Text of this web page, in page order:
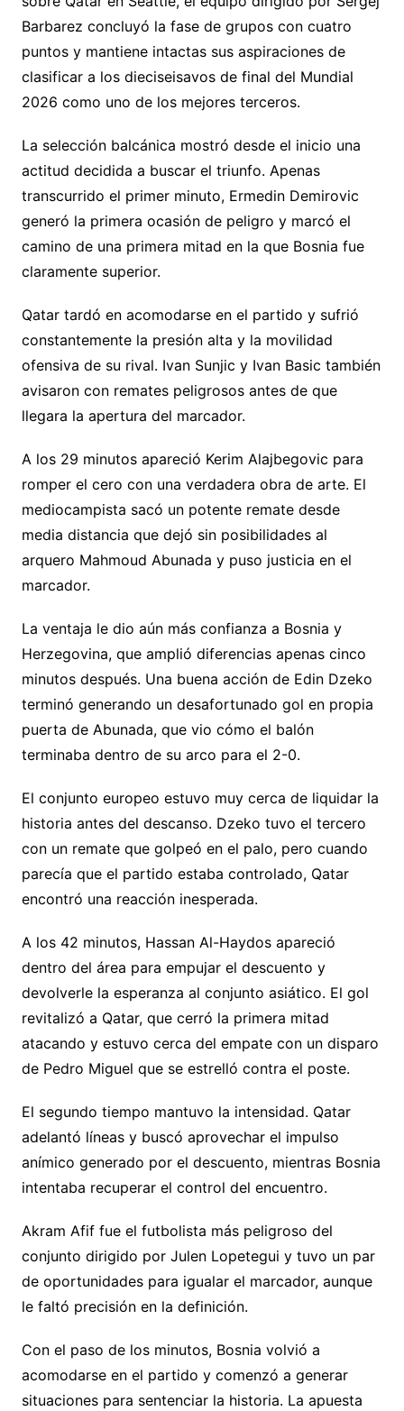
Barbarez concluyó la fase de grupos con cuatro
puntos y mantiene intactas sus aspiraciones de
clasificar a los dieciseisavos de final del Mundial
2026 como uno de los mejores terceros.
La selección balcánica mostró desde el inicio una
actitud decidida a buscar el triunfo. Apenas
transcurrido el primer minuto, Ermedin Demirovic
generó la primera ocasión de peligro y marcó el
camino de una primera mitad en la que Bosnia fue
claramente superior.
Qatar tardó en acomodarse en el partido y sufrió
constantemente la presión alta y la movilidad
ofensiva de su rival. Ivan Sunjic y Ivan Basic también
avisaron con remates peligrosos antes de que
llegara la apertura del marcador.
A los 29 minutos apareció Kerim Alajbegovic para
romper el cero con una verdadera obra de arte. El
mediocampista sacó un potente remate desde
media distancia que dejó sin posibilidades al
arquero Mahmoud Abunada y puso justicia en el
marcador.
La ventaja le dio aún más confianza a Bosnia y
Herzegovina, que amplió diferencias apenas cinco
minutos después. Una buena acción de Edin Dzeko
terminó generando un desafortunado gol en propia
puerta de Abunada, que vio cómo el balón
terminaba dentro de su arco para el 2-0.
El conjunto europeo estuvo muy cerca de liquidar la
historia antes del descanso. Dzeko tuvo el tercero
con un remate que golpeó en el palo, pero cuando
parecía que el partido estaba controlado, Qatar
encontró una reacción inesperada.
A los 42 minutos, Hassan Al-Haydos apareció
dentro del área para empujar el descuento y
devolverle la esperanza al conjunto asiático. El gol
revitalizó a Qatar, que cerró la primera mitad
atacando y estuvo cerca del empate con un disparo
de Pedro Miguel que se estrelló contra el poste.
El segundo tiempo mantuvo la intensidad. Qatar
adelantó líneas y buscó aprovechar el impulso
anímico generado por el descuento, mientras Bosnia
intentaba recuperar el control del encuentro.
Akram Afif fue el futbolista más peligroso del
conjunto dirigido por Julen Lopetegui y tuvo un par
de oportunidades para igualar el marcador, aunque
le faltó precisión en la definición.
Con el paso de los minutos, Bosnia volvió a
acomodarse en el partido y comenzó a generar
situaciones para sentenciar la historia. La apuesta